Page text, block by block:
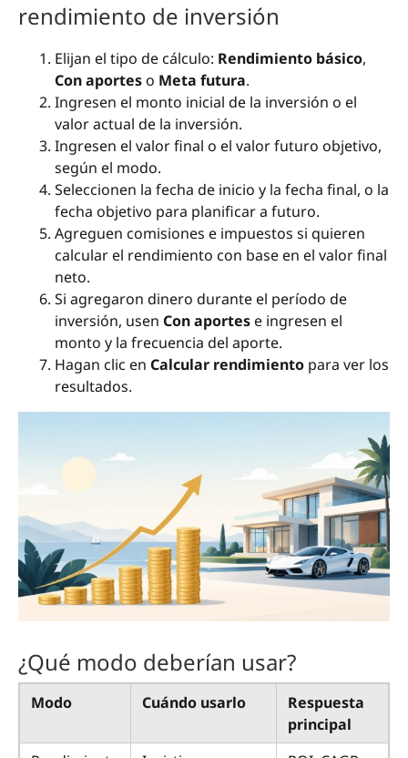
rendimiento de inversión
Elijan el tipo de cálculo: Rendimiento básico,
Con aportes o Meta futura.
Ingresen el monto inicial de la inversión o el
valor actual de la inversión.
Ingresen el valor final o el valor futuro objetivo,
según el modo.
Seleccionen la fecha de inicio y la fecha final, o la
fecha objetivo para planificar a futuro.
Agreguen comisiones e impuestos si quieren
calcular el rendimiento con base en el valor final
neto.
Si agregaron dinero durante el período de
inversión, usen Con aportes e ingresen el
monto y la frecuencia del aporte.
Hagan clic en Calcular rendimiento para ver los
resultados.
¿Qué modo deberían usar?
Modo Cuándo usarlo
Respuesta
principal